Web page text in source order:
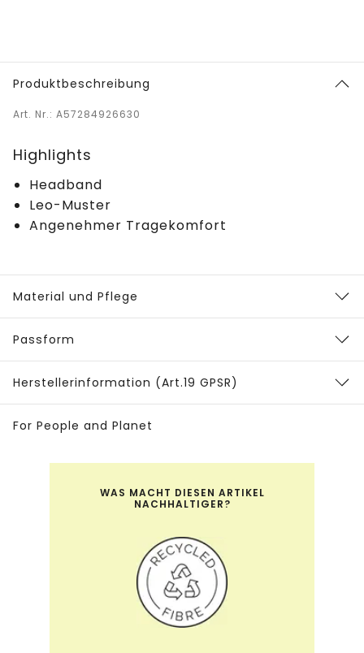
Produktbeschreibung
Art. Nr.: A57284926630
Highlights
Headband
Leo-Muster
Angenehmer Tragekomfort
Material und Pflege
Passform
Herstellerinformation (Art.19 GPSR)
For People and Planet
WAS MACHT DIESEN ARTIKEL
NACHHALTIGER?